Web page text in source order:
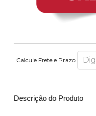
Calcule Frete e Prazo
Descrição do Produto